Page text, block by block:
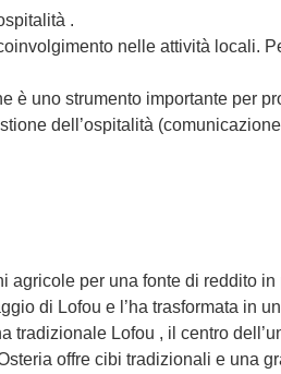
.
nelle attività locali.
uno strumento importante per
dell’ospitalità
per una fonte di reddito
di Lofou e l’ha trasformata in
tradizionale Lofou , il centro
offre cibi tradizionali e una